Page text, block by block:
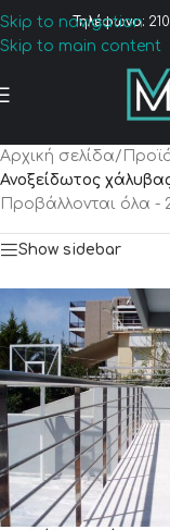
Skip to navigation
Skip to main content
Τηλέφωνο:
Αρχική σελίδα/
Ανοξείδωτος
Προβάλλονται όλα
Show sidebar